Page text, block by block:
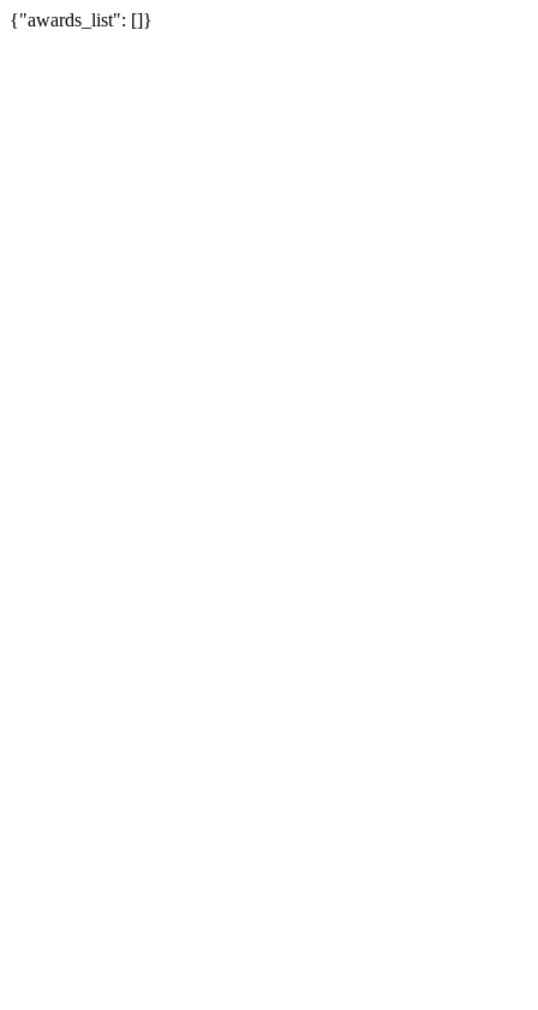
{"awards_list": []}